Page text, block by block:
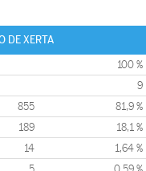
DE XERTA
100 %
9
855 81,9 %
189 18,1 %
14 1,64 %